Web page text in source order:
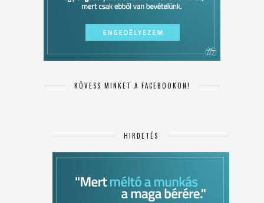
KÖVESS MINKET A FACEBOOKON!
HIRDETÉS